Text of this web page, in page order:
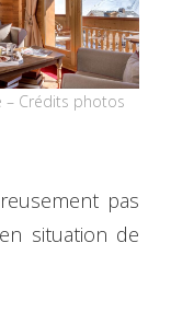
– Crédits photos
pas
situation de